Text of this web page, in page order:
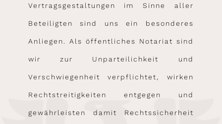
Vertragsgestaltungen im Sinne aller
Beteiligten sind uns ein besonderes
Anliegen. Als öffentliches Notariat sind
wir zur Unparteilichkeit und
Verschwiegenheit verpflichtet, wirken
Rechtstreitigkeiten entgegen und
gewährleisten damit Rechtssicherheit